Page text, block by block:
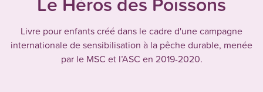
Livre pour enfants créé dans le cadre d'une campagne
internationale de sensibilisation à la pêche durable, menée
par le MSC et l’ASC en 2019-2020.